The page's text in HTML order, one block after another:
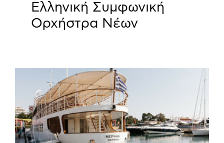
Ελληνική Συμφωνική
Ορχήστρα Νέων